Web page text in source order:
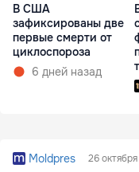
В США
зафиксированы две
первые смерти от
циклоспороза
6 дней назад
Moldpres 26